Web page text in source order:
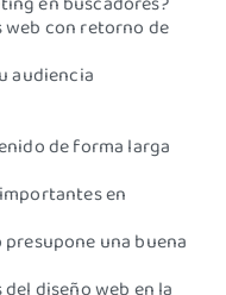
web con retorno de
audiencia
de forma larga
en
una buena